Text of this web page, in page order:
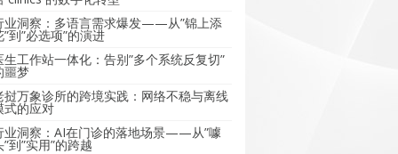
业洞察：多语言需求爆发——从”锦上添
”到”必选项”的演进
生工作站一体化：告别”多个系统反复切”
噩梦
挝万象诊所的跨境实践：网络不稳与离线
式的应对
业洞察：AI在门诊的落地场景——从”噱
”到”实用”的跨越